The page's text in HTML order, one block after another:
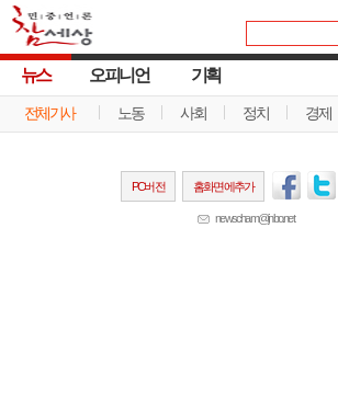
뉴스
전체기사 노동 사회 정치 경제
오피니언 기획
PC버전 홈화면에추가
newscham@jinbo.net